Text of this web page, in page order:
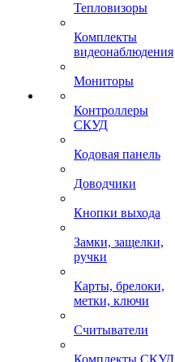
Тепловизоры
Комплекты
видеонаблюдения
Мониторы
Контроллеры
СКУД
Кодовая панель
Доводчики
Кнопки выхода
Замки, защелки,
ручки
Карты, брелоки,
метки, ключи
Считыватели
Комплекты СКУД